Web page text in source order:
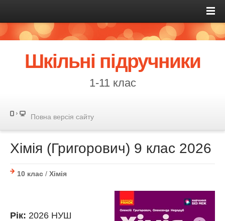
Шкільні підручники
1-11 клас
Повна версія сайту
Хімія (Григорович) 9 клас 2026
10 клас / Хімія
Рік: 2026 НУШ